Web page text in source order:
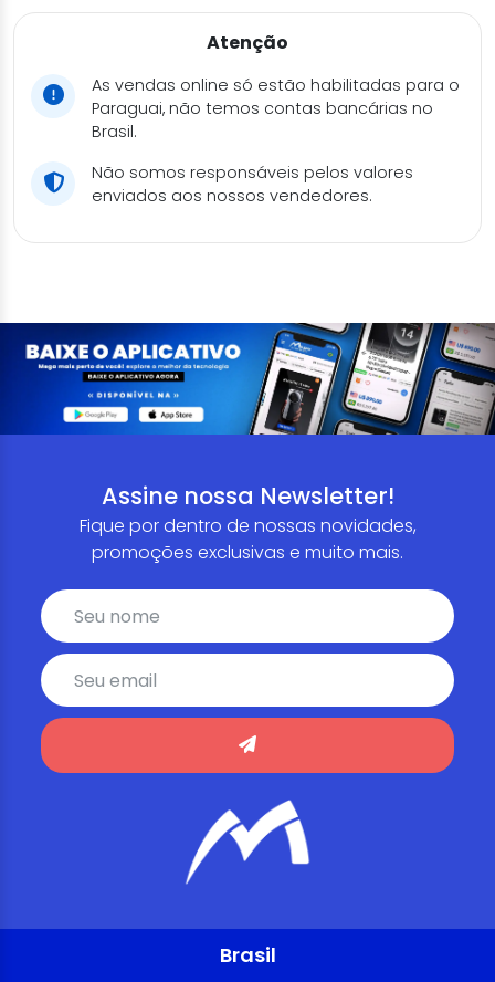
Atenção
As vendas online só estão habilitadas para o
Paraguai, não temos contas bancárias no
Brasil.
Não somos responsáveis pelos valores
enviados aos nossos vendedores.
Assine nossa Newsletter!
Fique por dentro de nossas novidades,
promoções exclusivas e muito mais.
Brasil